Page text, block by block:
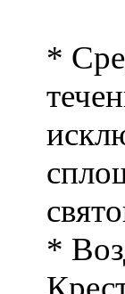
*
*